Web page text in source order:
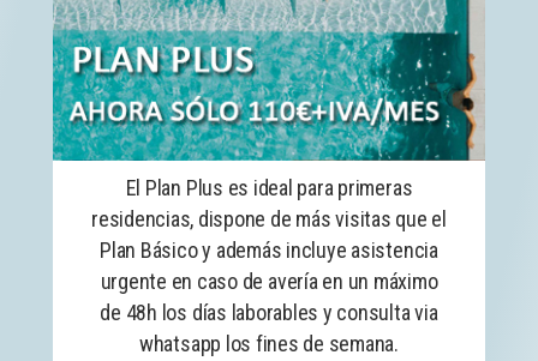
El Plan Plus es ideal para primeras
residencias, dispone de más visitas que el
Plan Básico y además incluye asistencia
urgente en caso de avería en un máximo
de 48h los días laborables y consulta via
whatsapp los fines de semana.